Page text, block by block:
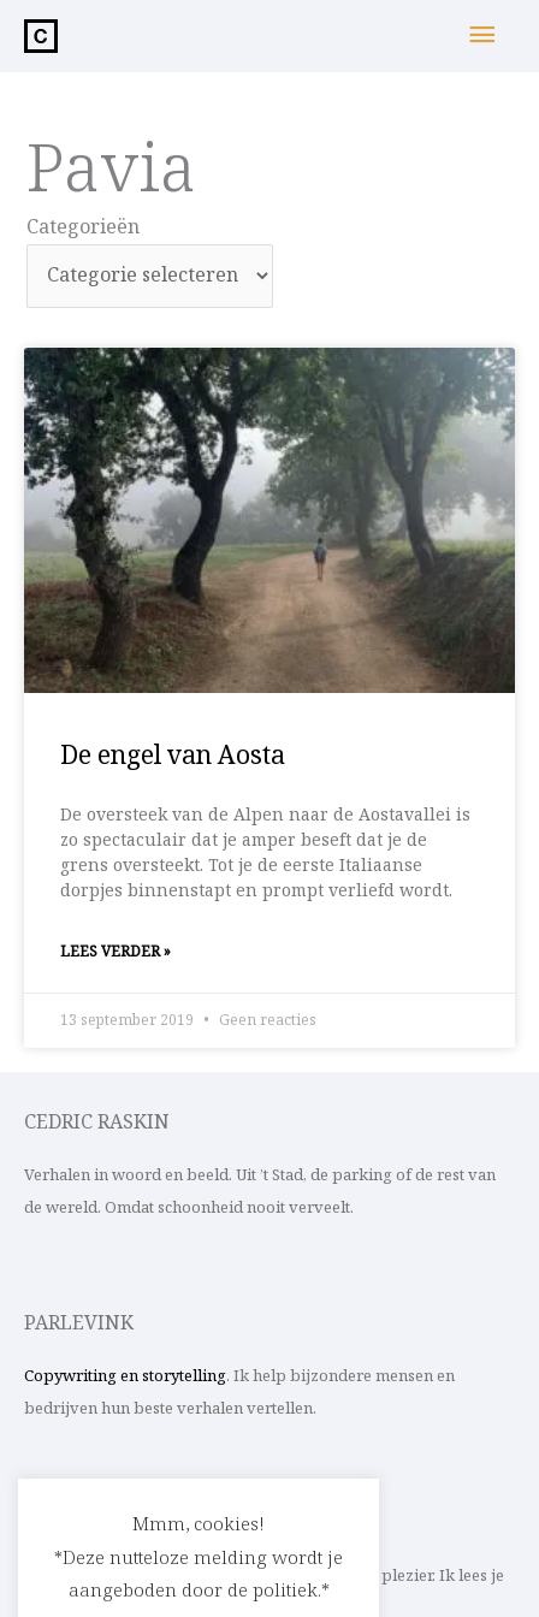
inhoud
Pavia
Categorieën
Categorieën
De engel van Aosta
De oversteek van de Alpen naar de Aostavallei is
zo spectaculair dat je amper beseft dat je de
grens oversteekt. Tot je de eerste Italiaanse
dorpjes binnenstapt en prompt verliefd wordt.
LEES VERDER »
13 september 2019 Geen reacties
CEDRIC RASKIN
Verhalen in woord en beeld. Uit ’t Stad, de parking of de rest van
de wereld. Omdat schoonheid nooit verveelt.
PARLEVINK
Copywriting en storytelling. Ik help bijzondere mensen en
bedrijven hun beste verhalen vertellen.
Schrijf ik straks mee aan jouw verhaal? Met veel plezier. Ik lees je
heel graag op
cedric@parlevink.be
Mmm, cookies!
*Deze nutteloze melding wordt je
aangeboden door de politiek.*